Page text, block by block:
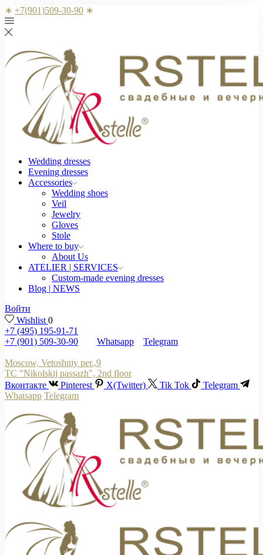
∗ +7(901)509-30-90 ∗
Wedding dresses
Evening dresses
Accessories
Wedding shoes
Veil
Jewelry
Gloves
Stole
Where to buy
About Us
ATELIER | SERVICES
Custom-made evening dresses
Blog | NEWS
Войти
Wishlist 0
+7 (495) 195-91-71
+7 (901) 509-30-90
Whatsapp Telegram
Moscow, Vetoshniy per.,9
TC "Nikolskij passazh", 2nd floor
Вконтакте
Pinterest X(Twitter) Tik Tok
Telegram
Whatsapp Telegram